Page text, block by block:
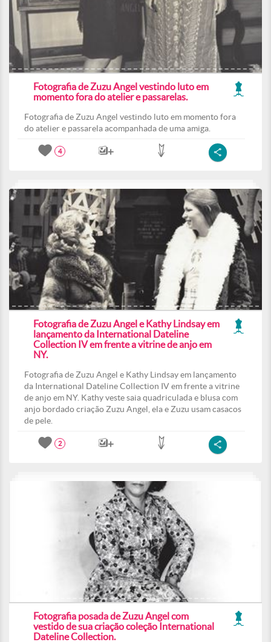
Fotografia de Zuzu Angel vestindo luto em
momento fora do atelier e passarelas.
Fotografia de Zuzu Angel vestindo luto em momento fora
do atelier e passarela acompanhada de uma amiga.
4
Fotografia de Zuzu Angel e Kathy Lindsay em
lançamento da International Dateline
Collection IV em frente a vitrine de anjo em
NY.
Fotografia de Zuzu Angel e Kathy Lindsay em lançamento
da International Dateline Collection IV em frente a vitrine
de anjo em NY. Kathy veste saia quadriculada e blusa com
anjo bordado criação Zuzu Angel, ela e Zuzu usam casacos
de pele.
2
Fotografia posada de Zuzu Angel com
vestido de sua criação coleção International
Dateline Collection.